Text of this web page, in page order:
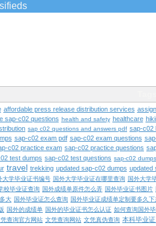
affordable press release distribution services
sap-c02 questions health and safety healthcare
sap c02 questions and answers pdf sap-c02
sap-c02 exam pdf sap-c02 exam questions
c02 practice exam sap-c02 practice questions
test dumps sap-c02 test questions sap-c02
travel trekking updated sap-c02 dumps updated
大学毕业证书编号 国外大学毕业证在哪里查询 国外大学
校毕业证查询 国外成绩单原件怎么弄 国外毕业证书图片
大 国外毕业证怎么查询 国外毕业证成绩单定制要多久下
国外的成绩单 国外的毕业证书怎么认证 如何查询国外
查询官方网站 文凭查询网站 文凭真伪查询 本科毕业